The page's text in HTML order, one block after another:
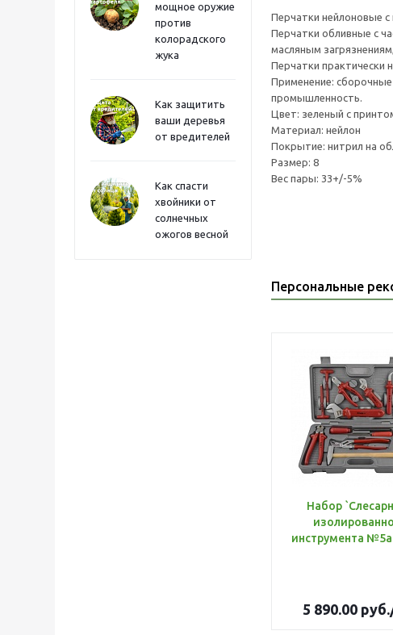
мощное оружие
против
колорадского
жука
Как защитить
ваши деревья
от вредителей
Как спасти
хвойники от
солнечных
ожогов весной
Перчатки нейлоновые
Перчатки обливные с
масляным
Перчатки практически
Применение:
промышленность.
Цвет: зеленый с
Материал: нейлон
Покрытие: нитрил на
Размер: 8
Вес пары: 33+/-5%
Персональные
Набор
5 890.00 руб.